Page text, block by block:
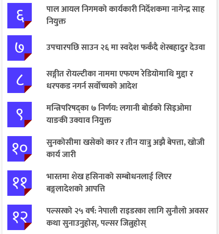
६
पाल आयल निगमको कार्यकारी निर्देशकमा नागेन्द्र साह
नियुक्त
७ उपचारपछि साउन २६ मा स्वदेश फर्कँदै शेरबहादुर देउवा
८
सङ्गीत रोयल्टीका नाममा एफएम रेडियोमाथि मुद्दा र
धरपकड नगर्न सर्वोच्चको आदेश
९
मन्त्रिपरिषद्का ७ निर्णय: लगानी बोर्डको सिइओमा
याङकी उक्याव नियुक्त
१०
सुनकोसीमा खसेको कार र तीन यात्रु अझै बेपत्ता, खोजी
कार्य जारी
११
भारतमा शेख हसिनाको सम्बोधनलाई लिएर
बङ्गलादेशको आपत्ति
१२
पल्सरको २५ वर्ष: नेपाली राइडरका लागि सुनौलो अवसर
कथा सुनाउनुहोस्, पल्सर जित्नुहोस्